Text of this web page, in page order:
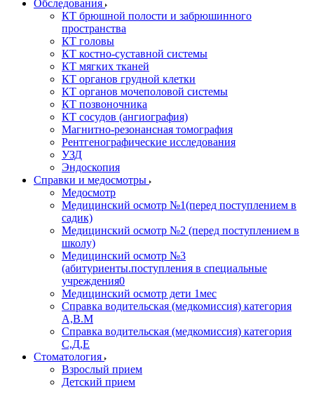
Обследования
КТ брюшной полости и забрюшинного
пространства
КТ головы
КТ костно-суставной системы
КТ мягких тканей
КТ органов грудной клетки
КТ органов мочеполовой системы
КТ позвоночника
КТ сосудов (ангиография)
Магнитно-резонансная томография
Рентгенографические исследования
УЗД
Эндоскопия
Справки и медосмотры
Медосмотр
Медицинский осмотр №1(перед поступлением в
садик)
Медицинский осмотр №2 (перед поступлением в
школу)
Медицинский осмотр №3
(абитуриенты.поступления в специальные
учреждения0
Медицинский осмотр дети 1мес
Справка водительская (медкомиссия) категория
А,В.М
Справка водительская (медкомиссия) категория
С,Д,Е
Стоматология
Взрослый прием
Детский прием